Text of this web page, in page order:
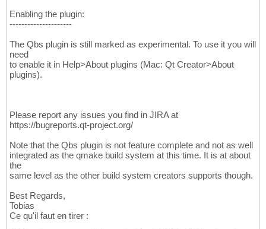
Enabling the plugin:
---------------------
The Qbs plugin is still marked as experimental. To use it you will
need
to enable it in Help>About plugins (Mac: Qt Creator>About
plugins).
Please report any issues you find in JIRA at
https://bugreports.qt-project.org/
Note that the Qbs plugin is not feature complete and not as well
integrated as the qmake build system at this time. It is at about
the
same level as the other build system creators supports though.
Best Regards,
Tobias
Ce qu'il faut en tirer :